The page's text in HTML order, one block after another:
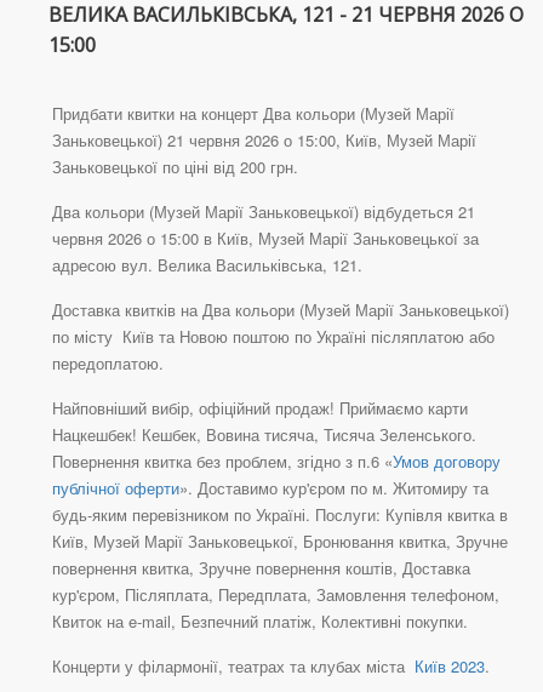
ВЕЛИКА ВАСИЛЬКІВСЬКА, 121 - 21 ЧЕРВНЯ 2026 О
15:00
Придбати квитки на концерт Два кольори (Музей Марії
Заньковецької) 21 червня 2026 о 15:00, Київ, Музей Марії
Заньковецької по ціні від 200 грн.
Два кольори (Музей Марії Заньковецької) відбудеться 21
червня 2026 о 15:00 в Київ, Музей Марії Заньковецької за
адресою вул. Велика Васильківська, 121.
Доставка квитків на Два кольори (Музей Марії Заньковецької)
по місту Київ та Новою поштою по Україні післяплатою або
передоплатою.
Найповніший вибір, офіційний продаж! Приймаємо карти
Нацкешбек! Кешбек, Вовина тисяча, Тисяча Зеленського.
Повернення квитка без проблем, згідно з п.6 «Умов договору
публічної оферти». Доставимо кур'єром по м. Житомиру та
будь-яким перевізником по Україні. Послуги: Купівля квитка в
Київ, Музей Марії Заньковецької, Бронювання квитка, Зручне
повернення квитка, Зручне повернення коштів, Доставка
кур'єром, Післяплата, Передплата, Замовлення телефоном,
Квиток на e-mail, Безпечний платіж, Колективні покупки.
Концерти у філармонії, театрах та клубах міста Київ 2023.